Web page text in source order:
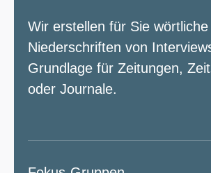
Wir erstellen für Sie wörtliche
Niederschriften von
Grundlage für Zeitungen,
oder Journale.